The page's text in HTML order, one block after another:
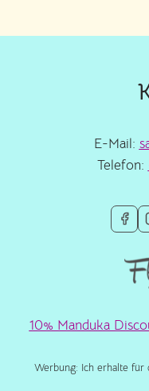
E-Mail:
Telefon:
10% Manduka
Werbung: Ich erhalte für